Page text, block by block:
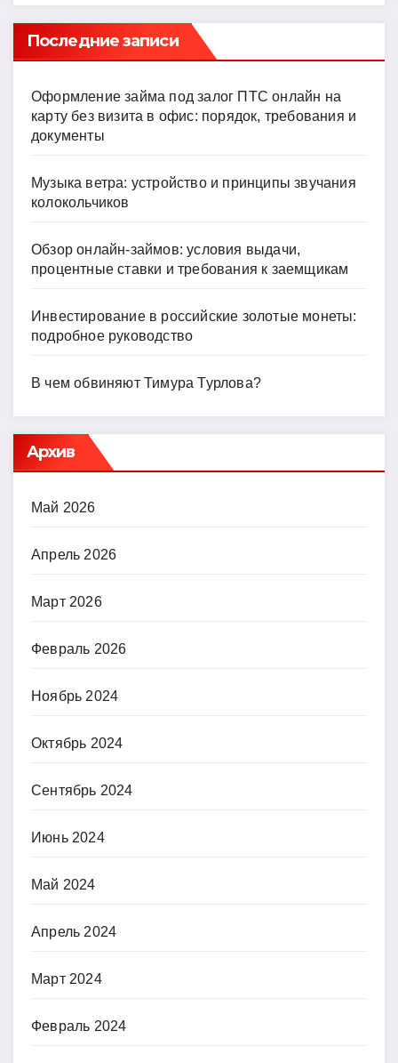
ni
ki
Последние записи
Оформление займа под залог ПТС онлайн на
карту без визита в офис: порядок, требования и
документы
Музыка ветра: устройство и принципы звучания
колокольчиков
Обзор онлайн-займов: условия выдачи,
процентные ставки и требования к заемщикам
Инвестирование в российские золотые монеты:
подробное руководство
В чем обвиняют Тимура Турлова?
Архив
Май 2026
Апрель 2026
Март 2026
Февраль 2026
Ноябрь 2024
Октябрь 2024
Сентябрь 2024
Июнь 2024
Май 2024
Апрель 2024
Март 2024
Февраль 2024